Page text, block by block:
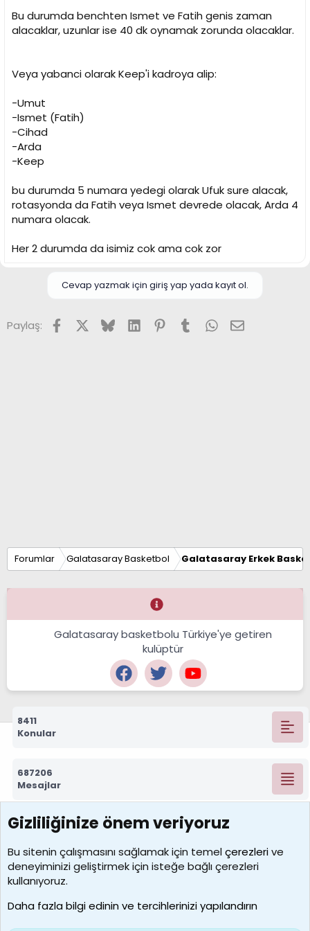
Bu durumda benchten Ismet ve Fatih genis zaman
alacaklar, uzunlar ise 40 dk oynamak zorunda olacaklar.
Veya yabanci olarak Keep'i kadroya alip:
-Umut
-Ismet (Fatih)
-Cihad
-Arda
-Keep
bu durumda 5 numara yedegi olarak Ufuk sure alacak,
rotasyonda da Fatih veya Ismet devrede olacak, Arda 4
numara olacak.
Her 2 durumda da isimiz cok ama cok zor
Cevap yazmak için giriş yap yada kayıt ol.
Paylaş: FacebookX (Twitter)
BlueskyLinkedInPinterest
TumblrWhatsApp
E-posta
Forumlar Galatasaray Basketbol Galatasaray Erkek
Galatasaray basketbolu Türkiye'ye getiren
kulüptür
8411
Konular
687206
Mesajlar
7388
Kullanıcılar
borabekirogluu
Son üye
Gizliliğinize önem veriyoruz
Bu sitenin çalışmasını sağlamak için temelçerezlerive
deneyiminizi geliştirmek için isteğe bağlı çerezleri
kullanıyoruz.
Daha fazla bilgi edinin ve tercihlerinizi yapılandırın